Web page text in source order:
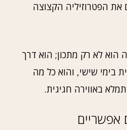
את הפטרוזיליה הקצוצה
הוא לא רק מתכון; הוא דרך
בימי שישי, והוא כל מה
באווירה חגיגית.
אפשריים